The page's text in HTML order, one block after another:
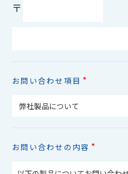
〒
お問い合わせ項目 *
お問い合わせの内容 *